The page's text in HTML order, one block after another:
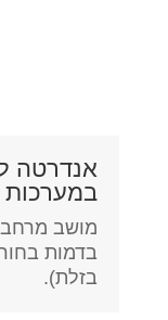
אנדרטה
מושב
בדמות בחור
בזלת).